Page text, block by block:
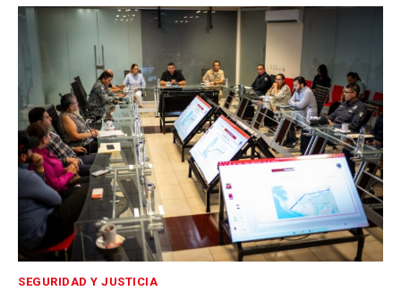
SEGURIDAD Y JUSTICIA